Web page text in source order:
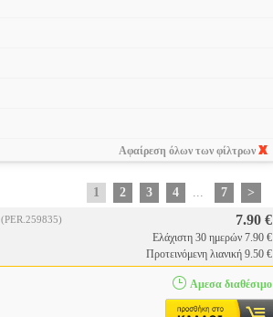
Αφαίρεση όλων των φίλτρων
1 2 3 4 ... 7
>
(PER.259835) 7.90 €
Ελάχιστη 30 ημερών 7.90 €
Προτεινόμενη λιανική 9.50 €
Αμεσα διαθέσιμο